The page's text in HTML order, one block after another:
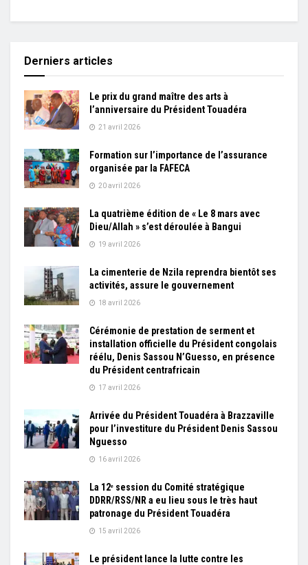
Derniers articles
Le prix du grand maître des arts à
l’anniversaire du Président Touadéra
21 avril 2026
Formation sur l’importance de l’assurance
organisée par la FAFECA
20 avril 2026
La quatrième édition de « Le 8 mars avec
Dieu/Allah » s’est déroulée à Bangui
19 avril 2026
La cimenterie de Nzila reprendra bientôt ses
activités, assure le gouvernement
18 avril 2026
Cérémonie de prestation de serment et
installation officielle du Président congolais
réélu, Denis Sassou N’Guesso, en présence
du Président centrafricain
17 avril 2026
Arrivée du Président Touadéra à Brazzaville
pour l’investiture du Président Denis Sassou
Nguesso
16 avril 2026
La 12ᵉ session du Comité stratégique
DDRR/RSS/NR a eu lieu sous le très haut
patronage du Président Touadéra
15 avril 2026
Le président lance la lutte contre les